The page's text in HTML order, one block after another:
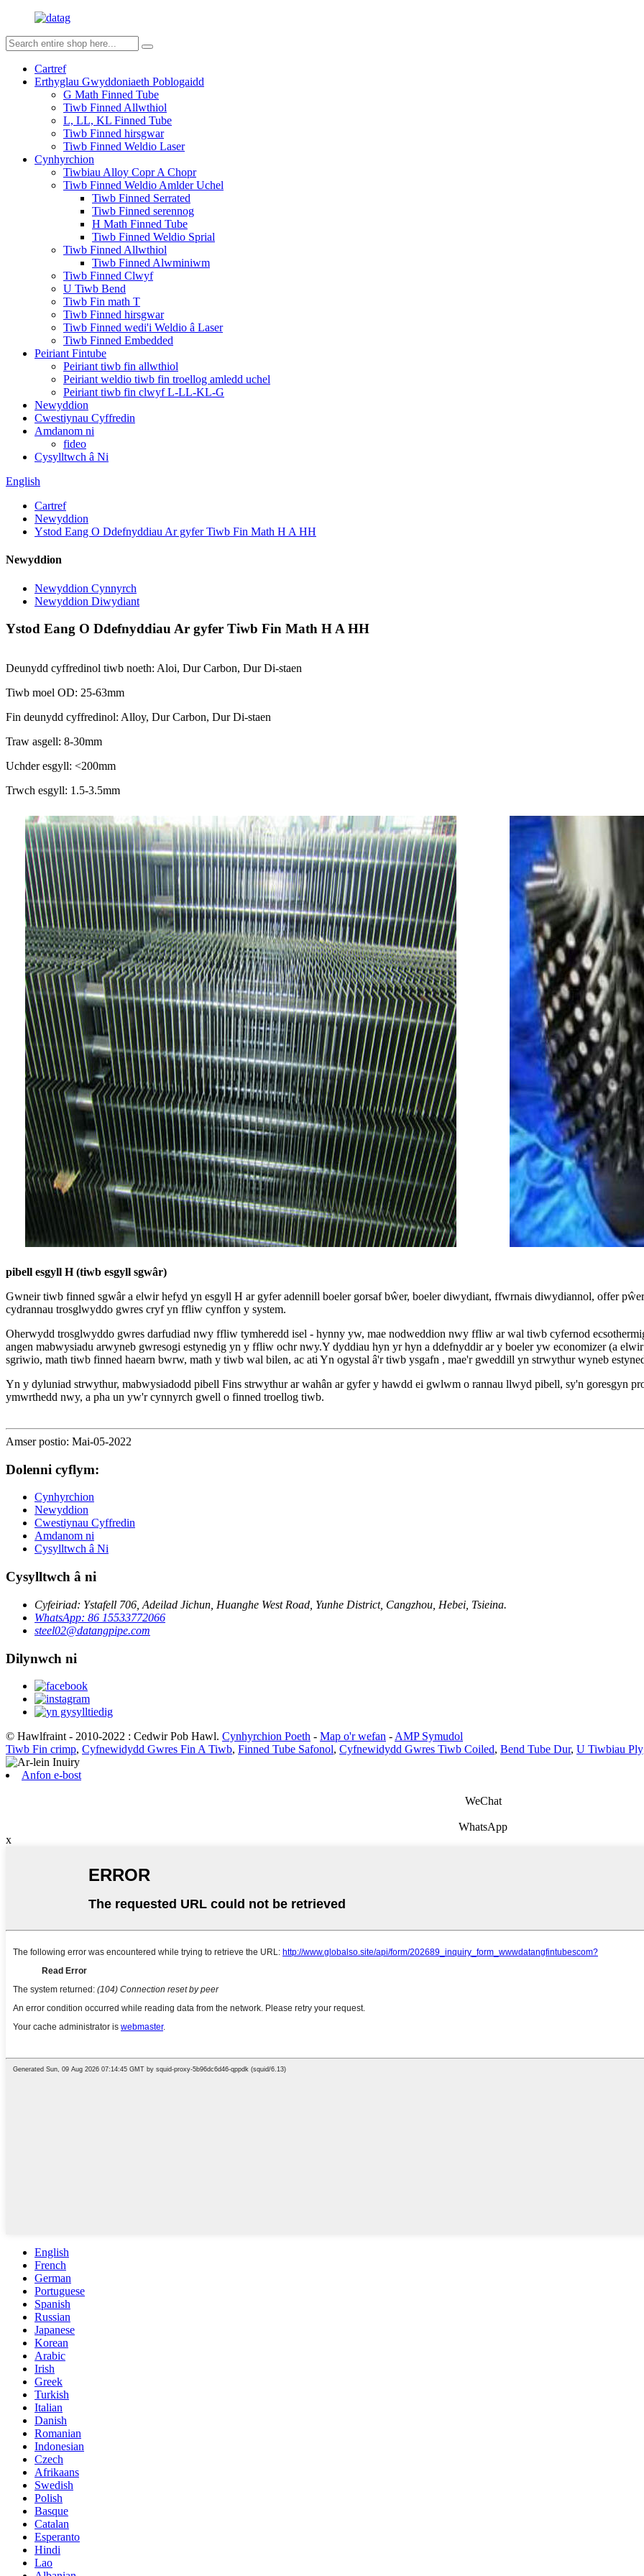
Cartref
Erthyglau Gwyddoniaeth Poblogaidd
G Math Finned Tube
Tiwb Finned Allwthiol
L, LL, KL Finned Tube
Tiwb Finned hirsgwar
Tiwb Finned Weldio Laser
Cynhyrchion
Tiwbiau Alloy Copr A Chopr
Tiwb Finned Weldio Amlder Uchel
Tiwb Finned Serrated
Tiwb Finned serennog
H Math Finned Tube
Tiwb Finned Weldio Sprial
Tiwb Finned Allwthiol
Tiwb Finned Alwminiwm
Tiwb Finned Clwyf
U Tiwb Bend
Tiwb Fin math T
Tiwb Finned hirsgwar
Tiwb Finned wedi'i Weldio â Laser
Tiwb Finned Embedded
Peiriant Fintube
Peiriant tiwb fin allwthiol
Peiriant weldio tiwb fin troellog amledd uchel
Peiriant tiwb fin clwyf L-LL-KL-G
Newyddion
Cwestiynau Cyffredin
Amdanom ni
fideo
Cysylltwch â Ni
English
Cartref
Newyddion
Ystod Eang O Ddefnyddiau Ar gyfer Tiwb Fin Math H A HH
Newyddion
Newyddion Cynnyrch
Newyddion Diwydiant
Ystod Eang O Ddefnyddiau Ar gyfer Tiwb Fin Math H A HH
Deunydd cyffredinol tiwb noeth: Aloi, Dur Carbon, Dur Di-staen
Tiwb moel OD: 25-63mm
Fin deunydd cyffredinol: Alloy, Dur Carbon, Dur Di-staen
Traw asgell: 8-30mm
Uchder esgyll: <200mm
Trwch esgyll: 1.5-3.5mm
pibell esgyll H (tiwb esgyll sgwâr)
Gwneir tiwb finned sgwâr a elwir hefyd yn esgyll H ar gyfer adennill boeler gorsaf bŵer, boeler diwydiant, ffwrnais diwydiannol, offer
cydrannau trosglwyddo gwres cryf yn ffliw cynffon y system.
Oherwydd trosglwyddo gwres darfudiad nwy ffliw tymheredd isel - hynny yw, mae nodweddion nwy ffliw ar wal tiwb cyfernod
angen mabwysiadu arwyneb gwresogi estynedig yn y ffliw ochr nwy.Y dyddiau hyn yr hyn a ddefnyddir ar y boeler yw economizer (a
sgriwio, math tiwb finned haearn bwrw, math y tiwb wal bilen, ac ati Yn ogystal â'r tiwb ysgafn , mae'r gweddill yn strwythur wyneb
Yn y dyluniad strwythur, mabwysiadodd pibell Fins strwythur ar wahân ar gyfer y hawdd ei gwlwm o rannau llwyd pibell, sy'n goresgyn
ymwrthedd nwy, a pha un yw'r cynnyrch gwell o finned troellog tiwb.
Amser postio: Mai-05-2022
Dolenni cyflym:
Cynhyrchion
Newyddion
Cwestiynau Cyffredin
Amdanom ni
Cysylltwch â Ni
Cysylltwch â ni
Cyfeiriad: Ystafell 706, Adeilad Jichun, Huanghe West Road, Yunhe District, Cangzhou, Hebei, Tsieina.
WhatsApp: 86 15533772066
steel02@datangpipe.com
Dilynwch ni
© Hawlfraint - 2010-2022 : Cedwir Pob Hawl. Cynhyrchion Poeth - Map o'r wefan - AMP Symudol
Tiwb Fin crimp, Cyfnewidydd Gwres Fin A Tiwb, Finned Tube Safonol, Cyfnewidydd Gwres Tiwb Coiled, Bend Tube Dur, U Tiwbiau
Anfon e-bost
WeChat
WhatsApp
x
English
French
German
Portuguese
Spanish
Russian
Japanese
Korean
Arabic
Irish
Greek
Turkish
Italian
Danish
Romanian
Indonesian
Czech
Afrikaans
Swedish
Polish
Basque
Catalan
Esperanto
Hindi
Lao